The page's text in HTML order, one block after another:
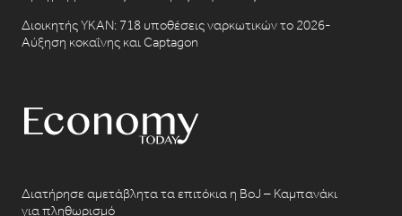
Διοικητής ΥΚΑΝ: 718 υποθέσεις ναρκωτικών το 2026-
Αύξηση κοκαΐνης και Captagon
Διατήρησε αμετάβλητα τα επιτόκια η BoJ – Καμπανάκι
για πληθωρισμό